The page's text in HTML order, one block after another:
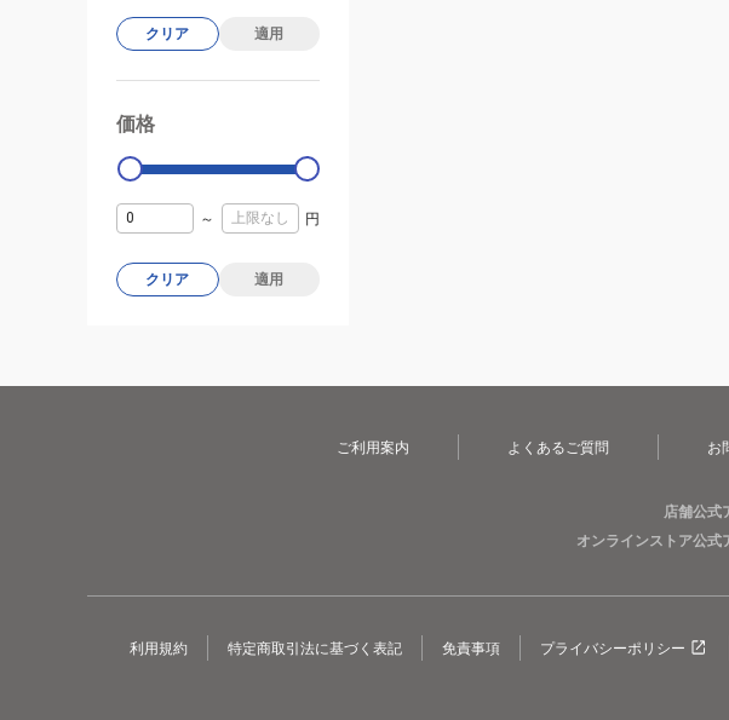
クリア 適用
価格
0
～ 円
クリア 適用
ご利用案内 よくあるご質問 お
店舗公式
オンラインストア公式
利用規約 特定商取引法に基づく表記 免責事項 プライバシーポリシー